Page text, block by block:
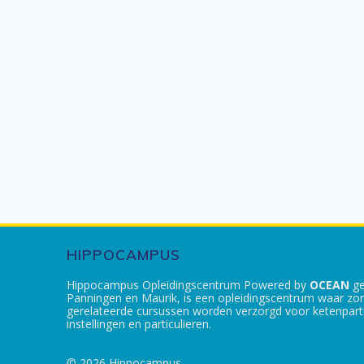
HIPPOCAMPUS
Hippocampus Opleidingscentrum Powered by OCEAN
Panningen en Maurik, is een opleidingscentrum waar
gerelateerde cursussen worden verzorgd voor
instellingen en particulieren.